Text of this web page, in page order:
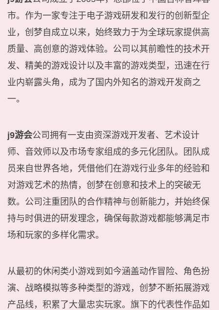
市。作为一家专注于电子游戏研发和发行的创新型企
业，创梦自成立以来，始终致力于为全球玩家提供高
质量、高创意的游戏体验。公司以其前瞻性的技术开
发、精美的游戏设计以及丰富的游戏类型，迅速在行
业内崭露头角，成为了国内外知名的游戏开发商之
一。
j9游会公司拥有一支由资深游戏开发者、艺术设计
师、音效师以及市场专家组成的多元化团队。团队成
员来自世界各地，凭借他们在游戏行业多年的经验和
对游戏艺术的热情，创梦在创意和技术上的突破无
数。公司注重团队的合作精神与创新能力，并始终保
持与时俱进的研发理念，确保每款游戏都能够满足市
场和玩家的多样化需求。
从最初的休闲类小游戏到如今涵盖动作冒险、角色扮
演、战略模拟等多种类型的游戏，创梦不断拓展游戏
产品线，积累了大量忠实玩家。旗下的代表性作品如